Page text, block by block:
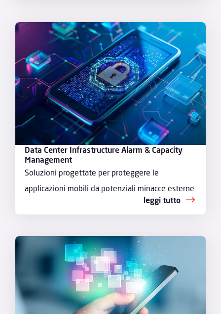
Data Center Infrastructure Alarm & Capacity
Management
Soluzioni progettate per proteggere le
applicazioni mobili da potenziali minacce esterne
leggi tutto